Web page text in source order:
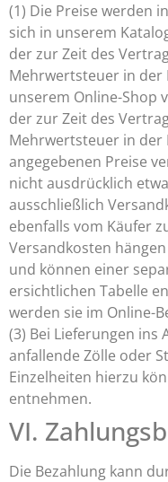
(1) Die Preise werden
sich in unserem
der zur Zeit des
Mehrwertsteuer in der
unserem Online-Shop
der zur Zeit des
Mehrwertsteuer in der
angegebenen Preise
nicht ausdrücklich
ausschließlich
ebenfalls vom Käufer
Versandkosten
und können einer
ersichtlichen Tabelle
werden sie im Online-
(3) Bei Lieferungen ins
anfallende Zölle oder
Einzelheiten hierzu
entnehmen.
VI.
Die Bezahlung kann